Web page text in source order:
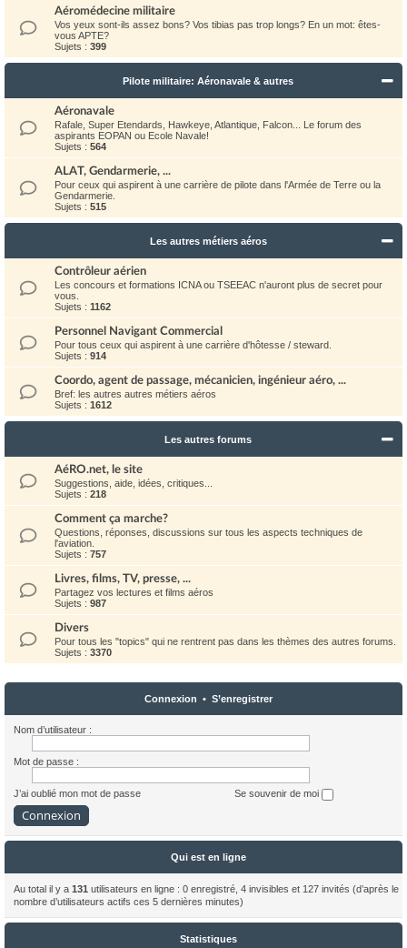
Aéromédecine militaire
Vos yeux sont-ils assez bons? Vos tibias pas trop longs? En un mot: êtes-
vous APTE?
Sujets : 399
Pilote militaire: Aéronavale & autres
Aéronavale
Rafale, Super Etendards, Hawkeye, Atlantique, Falcon... Le forum des
aspirants EOPAN ou Ecole Navale!
Sujets : 564
ALAT, Gendarmerie, ...
Pour ceux qui aspirent à une carrière de pilote dans l'Armée de Terre ou la
Gendarmerie.
Sujets : 515
Les autres métiers aéros
Contrôleur aérien
Les concours et formations ICNA ou TSEEAC n'auront plus de secret pour
vous.
Sujets : 1162
Personnel Navigant Commercial
Pour tous ceux qui aspirent à une carrière d'hôtesse / steward.
Sujets : 914
Coordo, agent de passage, mécanicien, ingénieur aéro, ...
Bref: les autres autres métiers aéros
Sujets : 1612
Les autres forums
AéRO.net, le site
Suggestions, aide, idées, critiques...
Sujets : 218
Comment ça marche?
Questions, réponses, discussions sur tous les aspects techniques de
l'aviation.
Sujets : 757
Livres, films, TV, presse, ...
Partagez vos lectures et films aéros
Sujets : 987
Divers
Pour tous les "topics" qui ne rentrent pas dans les thèmes des autres forums.
Sujets : 3370
Connexion • S’enregistrer
Nom d’utilisateur :
Mot de passe :
J’ai oublié mon mot de passe Se souvenir de moi
Qui est en ligne
Au total il y a 131 utilisateurs en ligne : 0 enregistré, 4 invisibles et 127 invités (d’après le
nombre d’utilisateurs actifs ces 5 dernières minutes)
Statistiques